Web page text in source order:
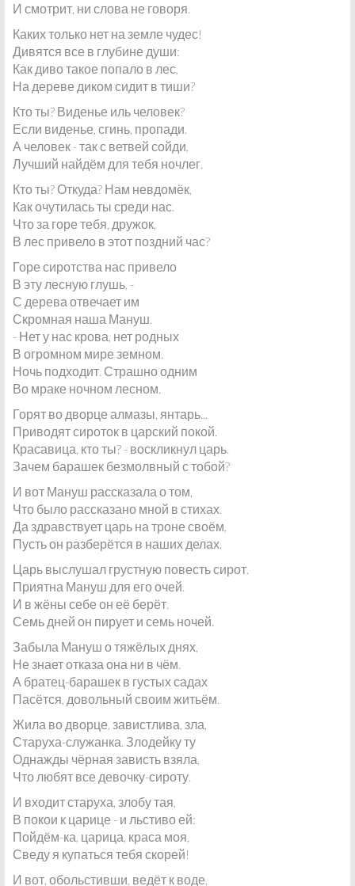
И смотрит, ни слова не говоря.
Каких только нет на земле чудес!
Дивятся все в глубине души:
Как диво такое попало в лес,
На дереве диком сидит в тиши?
Кто ты? Виденье иль человек?
Если виденье, сгинь, пропади.
А человек - так с ветвей сойди,
Лучший найдём для тебя ночлег.
Кто ты? Откуда? Нам невдомёк,
Как очутилась ты среди нас.
Что за горе тебя, дружок,
В лес привело в этот поздний час?
Горе сиротства нас привело
В эту лесную глушь, -
С дерева отвечает им
Скромная наша Мануш.
- Нет у нас крова, нет родных
В огромном мире земном.
Ночь подходит. Страшно одним
Во мраке ночном лесном.
Горят во дворце алмазы, янтарь...
Приводят сироток в царский покой.
Красавица, кто ты? - воскликнул царь.
Зачем барашек безмолвный с тобой?
И вот Мануш рассказала о том,
Что было рассказано мной в стихах.
Да здравствует царь на троне своём,
Пусть он разберётся в наших делах.
Царь выслушал грустную повесть сирот.
Приятна Мануш для его очей.
И в жёны себе он её берёт.
Семь дней он пирует и семь ночей.
Забыла Мануш о тяжёлых днях,
Не знает отказа она ни в чём.
А братец-барашек в густых садах
Пасётся, довольный своим житьём.
Жила во дворце, завистлива, зла,
Старуха-служанка. Злодейку ту
Однажды чёрная зависть взяла,
Что любят все девочку-сироту.
И входит старуха, злобу тая,
В покои к царице - и льстиво ей:
Пойдём-ка, царица, краса моя,
Сведу я купаться тебя скорей!
И вот, обольстивши, ведёт к воде,